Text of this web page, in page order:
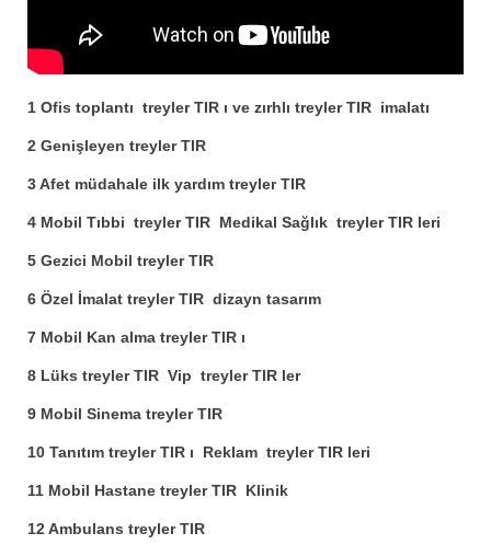
1 Ofis toplantı treyler TIR ı ve zırhlı treyler TIR imalatı
2 Genişleyen treyler TIR
3 Afet müdahale ilk yardım treyler TIR
4 Mobil Tıbbi treyler TIR Medikal Sağlık treyler TIR leri
5 Gezici Mobil treyler TIR
6 Özel İmalat treyler TIR dizayn tasarım
7 Mobil Kan alma treyler TIR ı
8 Lüks treyler TIR Vip treyler TIR ler
9 Mobil Sinema treyler TIR
10 Tanıtım treyler TIR ı Reklam treyler TIR leri
11 Mobil Hastane treyler TIR Klinik
12 Ambulans treyler TIR